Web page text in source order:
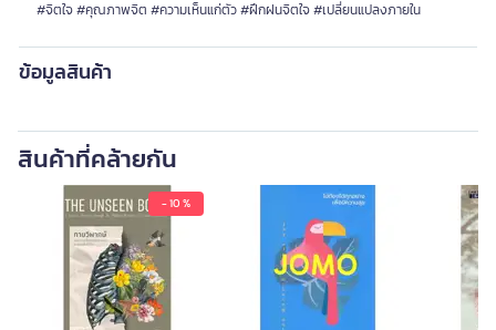
#จิตใจ #คุณภาพจิต #ความเห็นแก่ตัว #ฝึกฝนจิตใจ #เปลี่ยนแปลงภายใน
ข้อมูลสินค้า
สินค้าที่คล้ายกัน
- 10 %